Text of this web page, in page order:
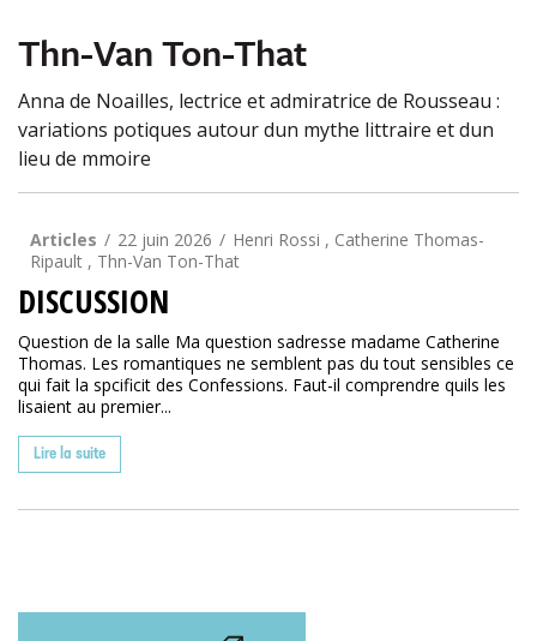
Thn-Van Ton-That
Anna de Noailles, lectrice et admiratrice de Rousseau :
variations potiques autour dun mythe littraire et dun
lieu de mmoire
Articles 22 juin 2026
Henri Rossi , Catherine Thomas-
Ripault , Thn-Van Ton-That
DISCUSSION
Question de la salle Ma question sadresse madame Catherine
Thomas. Les romantiques ne semblent pas du tout sensibles ce
qui fait la spcificit des Confessions. Faut-il comprendre quils les
lisaient au premier...
Lire la suite